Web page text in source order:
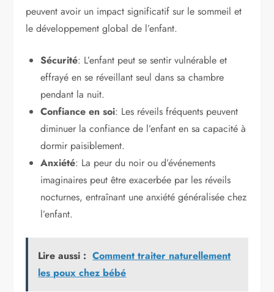
peuvent avoir un impact significatif sur le sommeil et
le développement global de l’enfant.
Sécurité: L’enfant peut se sentir vulnérable et
effrayé en se réveillant seul dans sa chambre
pendant la nuit.
Confiance en soi: Les réveils fréquents peuvent
diminuer la confiance de l’enfant en sa capacité à
dormir paisiblement.
Anxiété: La peur du noir ou d’événements
imaginaires peut être exacerbée par les réveils
nocturnes, entraînant une anxiété généralisée chez
l’enfant.
Lire aussi : Comment traiter naturellement
les poux chez bébé